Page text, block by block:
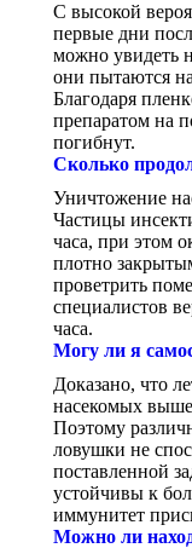
С высокой
первые дни
можно увидеть
они пытаются
Благодаря
препаратом на
погибнут.
Сколько
Уничтожение
Частицы
часа, при этом
плотно
проветрить
специалистов
часа.
Могу ли я
Доказано, что
насекомых
Поэтому
ловушки не
поставленной
устойчивы к
иммунитет
Можно ли